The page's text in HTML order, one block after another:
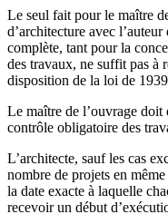
Le seul fait pour le maître
d’architecture avec
complète, tant pour la
des travaux, ne suffit pas à
disposition de la loi de
Le maître de l’ouvrage
contrôle obligatoire des
L’architecte, sauf les cas
nombre de projets en
la date exacte à laquelle
recevoir un début